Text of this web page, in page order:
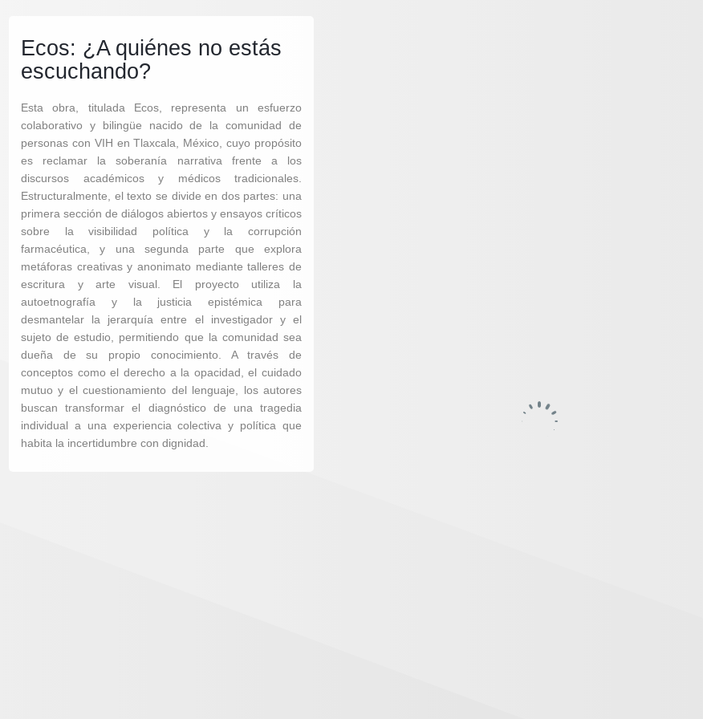
Ecos: ¿A quiénes no estás
escuchando?
Esta obra, titulada Ecos, representa un esfuerzo
colaborativo y bilingüe nacido de la comunidad de
personas con VIH en Tlaxcala, México, cuyo propósito
es reclamar la soberanía narrativa frente a los
discursos académicos y médicos tradicionales.
Estructuralmente, el texto se divide en dos partes: una
primera sección de diálogos abiertos y ensayos críticos
sobre la visibilidad política y la corrupción
farmacéutica, y una segunda parte que explora
metáforas creativas y anonimato mediante talleres de
escritura y arte visual. El proyecto utiliza la
autoetnografía y la justicia epistémica para
desmantelar la jerarquía entre el investigador y el
sujeto de estudio, permitiendo que la comunidad sea
dueña de su propio conocimiento. A través de
conceptos como el derecho a la opacidad, el cuidado
mutuo y el cuestionamiento del lenguaje, los autores
buscan transformar el diagnóstico de una tragedia
individual a una experiencia colectiva y política que
habita la incertidumbre con dignidad.